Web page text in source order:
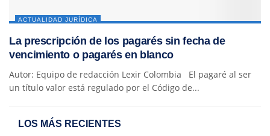
ACTUALIDAD JURÍDICA
La prescripción de los pagarés sin fecha de
vencimiento o pagarés en blanco
Autor: Equipo de redacción Lexir Colombia El pagaré al ser
un título valor está regulado por el Código de...
LOS MÁS RECIENTES